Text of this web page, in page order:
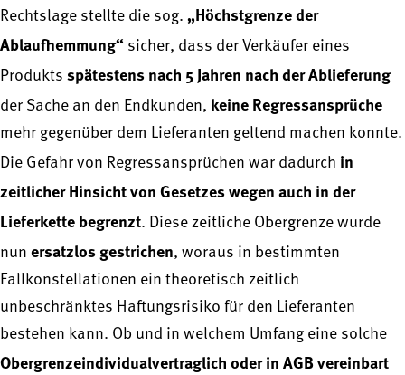
Rechtslage stellte die sog. „Höchstgrenze der
Ablaufhemmung“ sicher, dass der Verkäufer eines
Produkts spätestens nach 5 Jahren nach der Ablieferung
der Sache an den Endkunden, keine Regressansprüche
mehr gegenüber dem Lieferanten geltend machen konnte.
Die Gefahr von Regressansprüchen war dadurch in
zeitlicher Hinsicht von Gesetzes wegen auch in der
Lieferkette begrenzt. Diese zeitliche Obergrenze wurde
nun ersatzlos gestrichen, woraus in bestimmten
Fallkonstellationen ein theoretisch zeitlich
unbeschränktes Haftungsrisiko für den Lieferanten
bestehen kann. Ob und in welchem Umfang eine solche
Obergrenzeindividualvertraglich oder in AGB vereinbart